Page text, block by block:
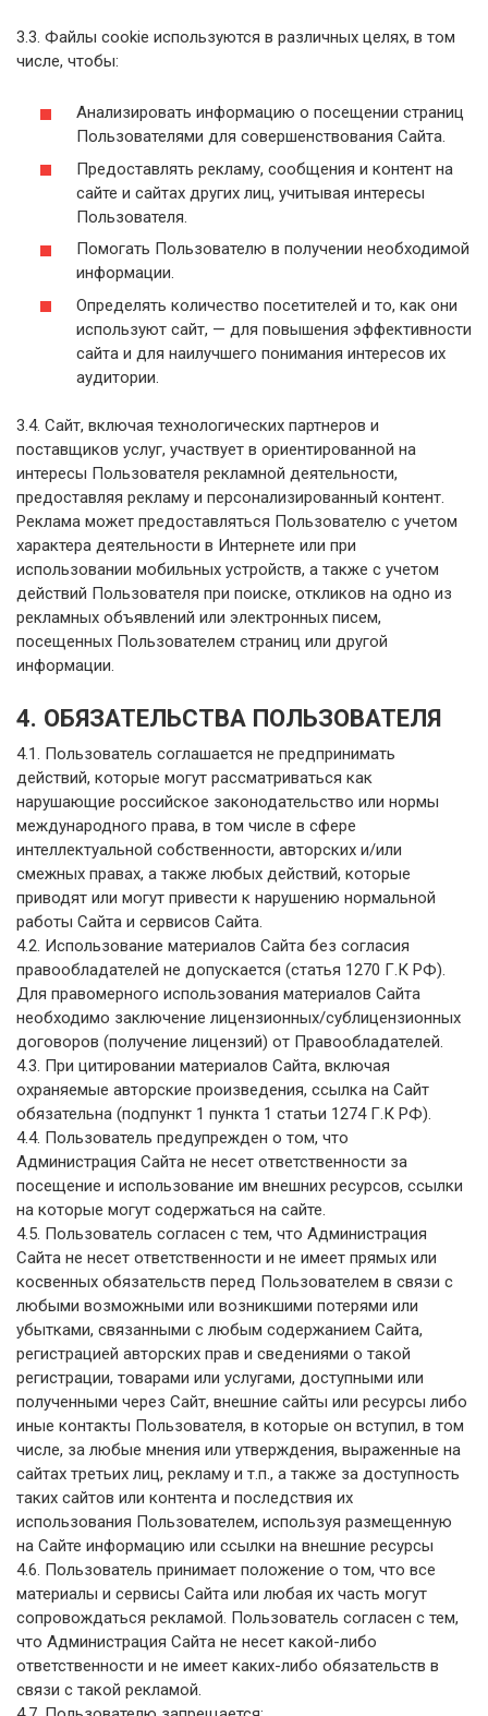
3.3. Файлы cookie используются в различных целях, в том
числе, чтобы:
Анализировать информацию о посещении страниц
Пользователями для совершенствования Сайта.
Предоставлять рекламу, сообщения и контент на
сайте и сайтах других лиц, учитывая интересы
Пользователя.
Помогать Пользователю в получении необходимой
информации.
Определять количество посетителей и то, как они
используют сайт, — для повышения эффективности
сайта и для наилучшего понимания интересов их
аудитории.
3.4. Сайт, включая технологических партнеров и
поставщиков услуг, участвует в ориентированной на
интересы Пользователя рекламной деятельности,
предоставляя рекламу и персонализированный контент.
Реклама может предоставляться Пользователю с учетом
характера деятельности в Интернете или при
использовании мобильных устройств, а также с учетом
действий Пользователя при поиске, откликов на одно из
рекламных объявлений или электронных писем,
посещенных Пользователем страниц или другой
информации.
4. ОБЯЗАТЕЛЬСТВА ПОЛЬЗОВАТЕЛЯ
4.1. Пользователь соглашается не предпринимать
действий, которые могут рассматриваться как
нарушающие российское законодательство или нормы
международного права, в том числе в сфере
интеллектуальной собственности, авторских и/или
смежных правах, а также любых действий, которые
приводят или могут привести к нарушению нормальной
работы Сайта и сервисов Сайта.
4.2. Использование материалов Сайта без согласия
правообладателей не допускается (статья 1270 Г.К РФ).
Для правомерного использования материалов Сайта
необходимо заключение лицензионных/сублицензионных
договоров (получение лицензий) от Правообладателей.
4.3. При цитировании материалов Сайта, включая
охраняемые авторские произведения, ссылка на Сайт
обязательна (подпункт 1 пункта 1 статьи 1274 Г.К РФ).
4.4. Пользователь предупрежден о том, что
Администрация Сайта не несет ответственности за
посещение и использование им внешних ресурсов, ссылки
на которые могут содержаться на сайте.
4.5. Пользователь согласен с тем, что Администрация
Сайта не несет ответственности и не имеет прямых или
косвенных обязательств перед Пользователем в связи с
любыми возможными или возникшими потерями или
убытками, связанными с любым содержанием Сайта,
регистрацией авторских прав и сведениями о такой
регистрации, товарами или услугами, доступными или
полученными через Сайт, внешние сайты или ресурсы либо
иные контакты Пользователя, в которые он вступил, в том
числе, за любые мнения или утверждения, выраженные на
сайтах третьих лиц, рекламу и т.п., а также за доступность
таких сайтов или контента и последствия их
использования Пользователем, используя размещенную
на Сайте информацию или ссылки на внешние ресурсы
4.6. Пользователь принимает положение о том, что все
материалы и сервисы Сайта или любая их часть могут
сопровождаться рекламой. Пользователь согласен с тем,
что Администрация Сайта не несет какой-либо
ответственности и не имеет каких-либо обязательств в
связи с такой рекламой.